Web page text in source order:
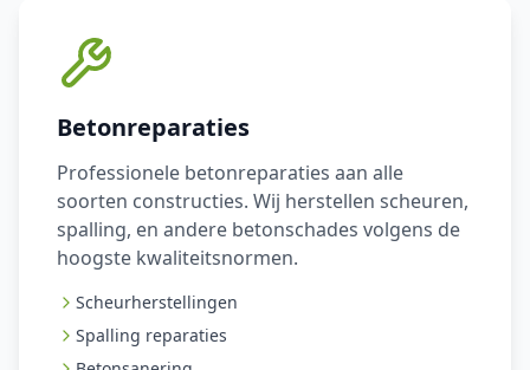
Betonreparaties
Professionele betonreparaties aan alle
soorten constructies. Wij herstellen scheuren,
spalling, en andere betonschades volgens de
hoogste kwaliteitsnormen.
Scheurherstellingen
Spalling reparaties